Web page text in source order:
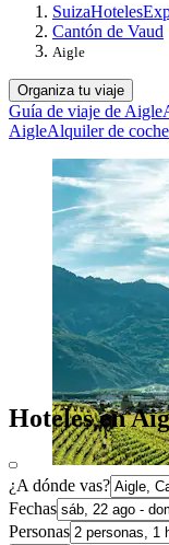
SuizaHoteles
Cantón de Vaud
Aigle
Organiza tu viaje
Guía de viaje de Aigle
AigleAlquiler de
Hoteles en
¿A dónde vas?
Fechas
Personas